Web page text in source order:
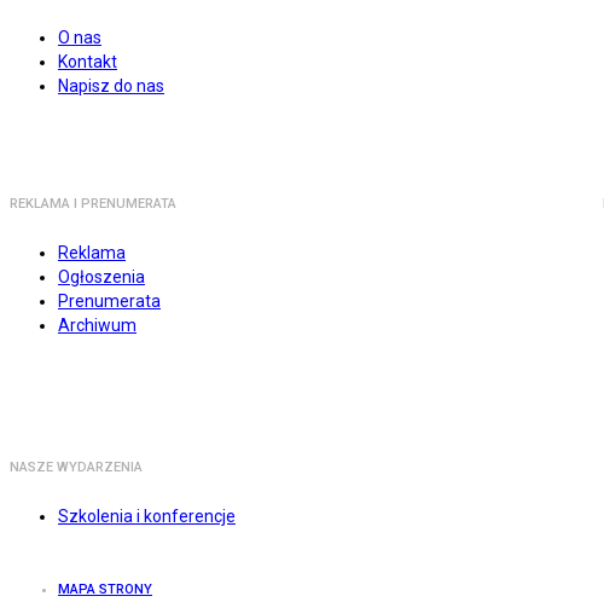
O nas
Kontakt
Napisz do nas
REKLAMA I PRENUMERATA
Reklama
Ogłoszenia
Prenumerata
Archiwum
NASZE WYDARZENIA
Szkolenia i konferencje
MAPA STRONY